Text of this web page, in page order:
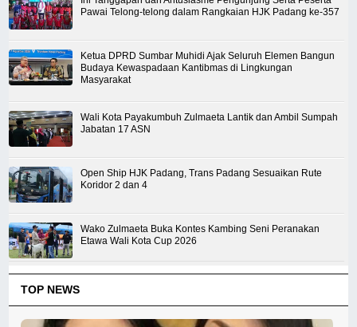
Pawai Telong-telong dalam Rangkaian HJK Padang ke-357
Ketua DPRD Sumbar Muhidi Ajak Seluruh Elemen Bangun
Budaya Kewaspadaan Kantibmas di Lingkungan
Masyarakat
Wali Kota Payakumbuh Zulmaeta Lantik dan Ambil Sumpah
Jabatan 17 ASN
Open Ship HJK Padang, Trans Padang Sesuaikan Rute
Koridor 2 dan 4
Wako Zulmaeta Buka Kontes Kambing Seni Peranakan
Etawa Wali Kota Cup 2026
TOP NEWS